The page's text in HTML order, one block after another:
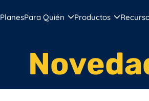
PlanesPara Quién Productos